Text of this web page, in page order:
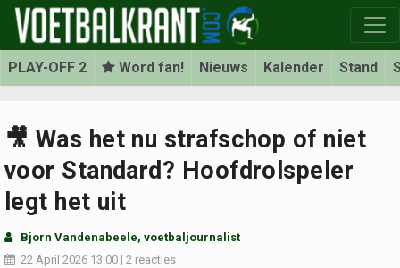
PLAY-OFF 2 Word fan! Nieuws Kalender Stand
🎥 Was het nu strafschop of niet
voor Standard? Hoofdrolspeler
legt het uit
Bjorn Vandenabeele, voetbaljournalist
22 April 2026 13:00 | 2 reacties